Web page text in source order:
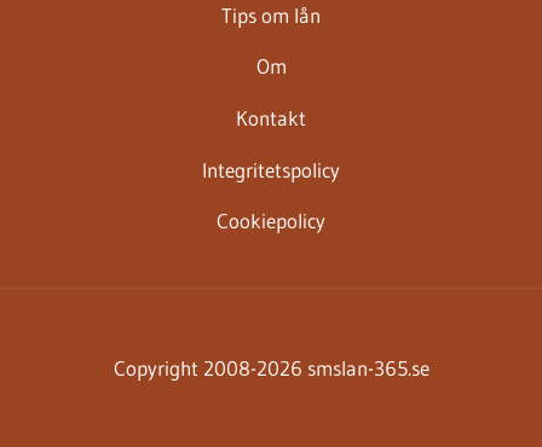
Tips om lån
Om
Kontakt
Integritetspolicy
Cookiepolicy
Copyright 2008-2026 smslan-365.se